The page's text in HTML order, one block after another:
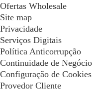
Ofertas Wholesale
Site map
Privacidade
Serviços Digitais
Política Anticorrupção
Continuidade de Negócio
Configuração de Cookies
Provedor Cliente